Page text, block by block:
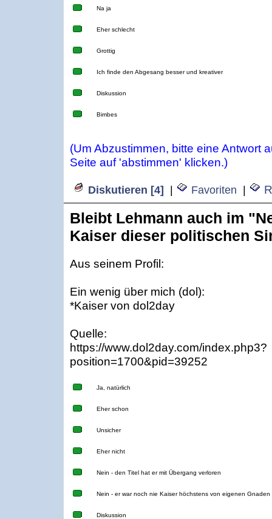
Na ja
Eher schlecht
Grottig
Ich finde den Abgesang besser und kreativer
Diskussion
Bimbes
(Um Abzustimmen, bitte eine Antwort
Seite auf 'abstimmen' klicken.)
Diskutieren [4] Favoriten
Bleibt Lehmann auch im
Kaiser dieser politischen
Aus seinem Profil:
Ein wenig über mich (dol):
*Kaiser von dol2day
Quelle:
https://www.dol2day.com/index.php3?
position=1700&pid=39252
Ja, natürlich
Eher schon
Unsicher
Eher nicht
Nein - den Titel hat er mit Übergang verloren
Nein - er war noch nie Kaiser höchstens von eigenen Gnaden
Diskussion